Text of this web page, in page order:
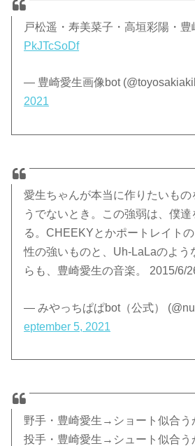
戸松遥・寿美菜子・高垣彩陽・豊
PkJTcSoDf
— 豊崎愛生画像bot
2021
愛生ちゃんが本当に作りたいもの
うでないとき。この強弱は、僕
る。CHEEKYとかポートレイト
性の強いものと、Uh-LaLaのよう
らも、豊崎愛生の音楽。 2015/6/
— みやっちぱぱbot（公式）
eptember 5, 2021
野手・豊崎愛生→ショート似合う
投手・豊崎愛生→シュート似合う